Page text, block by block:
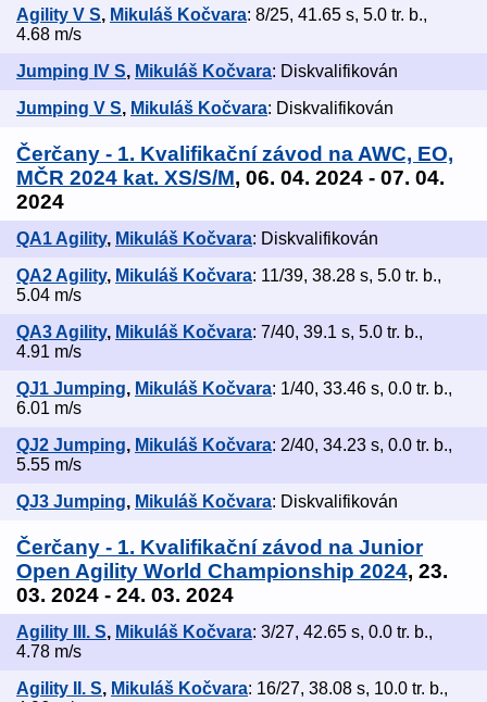
Agility V S, Mikuláš Kočvara: 8/25, 41.65 s, 5.0 tr. b.,
4.68 m/s
Jumping IV S, Mikuláš Kočvara: Diskvalifikován
Jumping V S, Mikuláš Kočvara: Diskvalifikován
Čerčany - 1. Kvalifikační závod na AWC, EO,
MČR 2024 kat. XS/S/M, 06. 04. 2024 - 07. 04.
2024
QA1 Agility, Mikuláš Kočvara: Diskvalifikován
QA2 Agility, Mikuláš Kočvara: 11/39, 38.28 s, 5.0 tr. b.,
5.04 m/s
QA3 Agility, Mikuláš Kočvara: 7/40, 39.1 s, 5.0 tr. b.,
4.91 m/s
QJ1 Jumping, Mikuláš Kočvara: 1/40, 33.46 s, 0.0 tr. b.,
6.01 m/s
QJ2 Jumping, Mikuláš Kočvara: 2/40, 34.23 s, 0.0 tr. b.,
5.55 m/s
QJ3 Jumping, Mikuláš Kočvara: Diskvalifikován
Čerčany - 1. Kvalifikační závod na Junior
Open Agility World Championship 2024, 23.
03. 2024 - 24. 03. 2024
Agility III. S, Mikuláš Kočvara: 3/27, 42.65 s, 0.0 tr. b.,
4.78 m/s
Agility II. S, Mikuláš Kočvara: 16/27, 38.08 s, 10.0 tr. b.,